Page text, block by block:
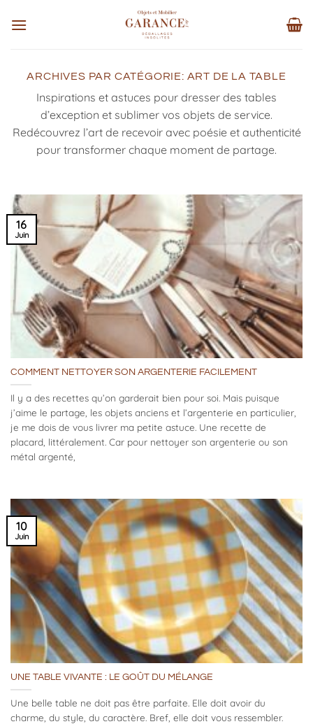
au
ARCHIVES PAR CATÉGORIE: ART DE LA TABLE
Inspirations et astuces pour dresser des tables
d’exception et sublimer vos objets de service.
Redécouvrez l’art de recevoir avec poésie et authenticité
pour transformer chaque moment de partage.
COMMENT NETTOYER SON ARGENTERIE FACILEMENT
Il y a des recettes qu’on garderait bien pour soi. Mais puisque
j’aime le partage, les objets anciens et l’argenterie en particulier,
je me dois de vous livrer ma petite astuce. Une recette de
placard, littéralement. Car pour nettoyer son argenterie ou son
métal argenté,
16
Juin
UNE TABLE VIVANTE : LE GOÛT DU MÉLANGE
Une belle table ne doit pas être parfaite. Elle doit avoir du
charme, du style, du caractère. Bref, elle doit vous ressembler.
10
Juin